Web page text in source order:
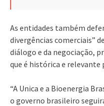
As entidades também
divergências comerciais”
diálogo e da negociação,
que é histórica e relevante
“A Unica e a Bioenergia
o governo brasileiro